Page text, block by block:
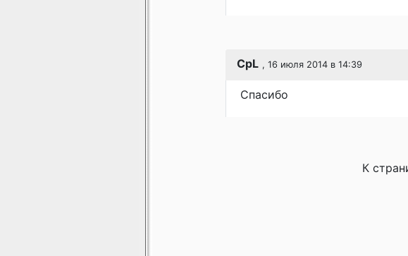
CpL , 16 июля 2014 в 14:39
Спасибо
К